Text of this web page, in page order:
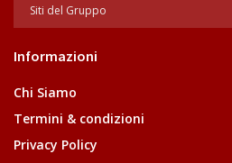
Informazioni
Chi Siamo
Termini & condizioni
Privacy Policy